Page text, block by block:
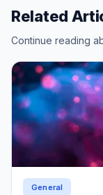
Related
Continue reading
General